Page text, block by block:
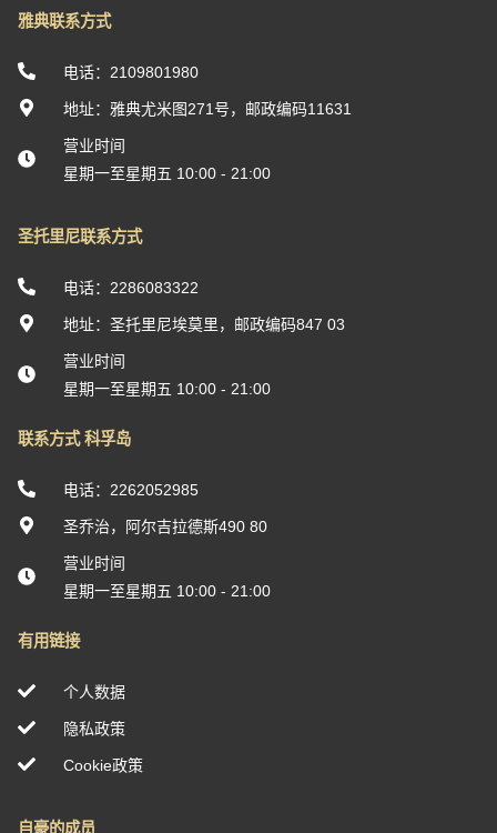
自豪的成员
圣托里尼联系方式
电话：2286083322
地址：圣托里尼埃莫里，邮政编码847 03
营业时间
星期一至星期五 10:00 - 21:00
联系方式 科孚岛
电话：2262052985
圣乔治，阿尔吉拉德斯490 80
营业时间
星期一至星期五 10:00 - 21:00
有用链接
个人数据
隐私政策
Cookie政策
雅典联系方式
电话：2109801980
地址：雅典尤米图271号，邮政编码11631
营业时间
星期一至星期五 10:00 - 21:00